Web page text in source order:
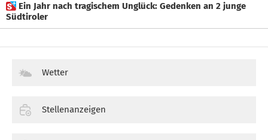
 Ein Jahr nach tragischem Unglück: Gedenken an 2 junge
Südtiroler
Wetter
Stellenanzeigen